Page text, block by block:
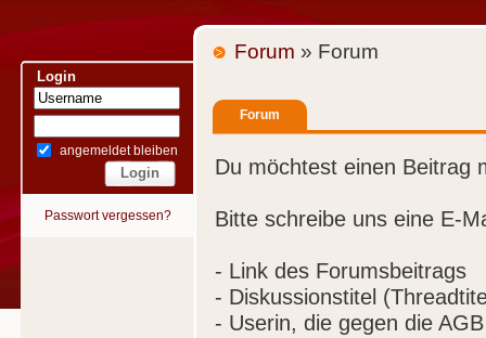
Login
angemeldet bleiben
Passwort vergessen?
Forum » Forum
Forum
Du möchtest einen Beitrag
Bitte schreibe uns eine E-
- Link des Forumsbeitrags
- Diskussionstitel
- Userin, die gegen die